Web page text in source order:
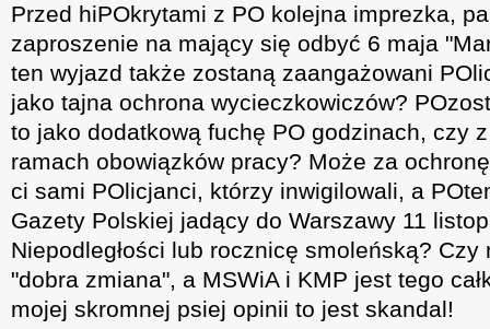
Przed hiPOkrytami z PO kolejna imprezka,
zaproszenie na mający się odbyć 6 maja
ten wyjazd także zostaną zaangażowani
jako tajna ochrona wycieczkowiczów?
to jako dodatkową fuchę PO godzinach, czy
ramach obowiązków pracy? Może za
ci sami POlicjanci, którzy inwigilowali, a
Gazety Polskiej jadący do Warszawy 11
Niepodległości lub rocznicę smoleńską? Czy
"dobra zmiana", a MSWiA i KMP jest tego
mojej skromnej psiej opinii to jest skandal!